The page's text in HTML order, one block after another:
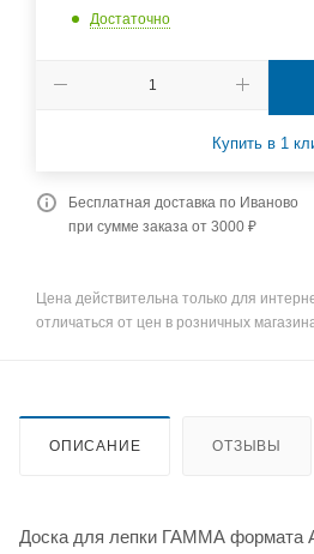
Достаточно
Купить в 1
Бесплатная доставка по Иваново
при сумме заказа от 3000 ₽
Цена действительна только для
отличаться от цен в розничных
ОПИСАНИЕ ОТЗЫВЫ
Доска для лепки ГАММА формата